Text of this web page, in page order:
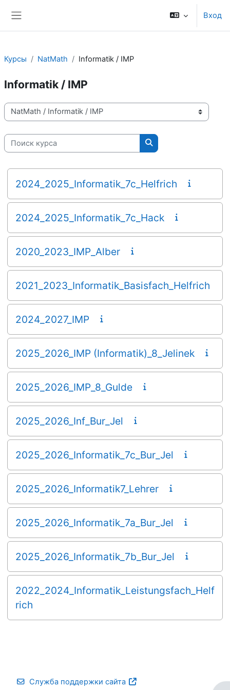
Вход
Курсы NatMath Informatik / IMP
Informatik / IMP
Категории курсов
Поиск курса
Поиск курса
2024_2025_Informatik_7c_Helfrich
2024_2025_Informatik_7c_Hack
2020_2023_IMP_Alber
2021_2023_Informatik_Basisfach_Helfrich
2024_2027_IMP
2025_2026_IMP (Informatik)_8_Jelinek
2025_2026_IMP_8_Gulde
2025_2026_Inf_Bur_Jel
2025_2026_Informatik_7c_Bur_Jel
2025_2026_Informatik7_Lehrer
2025_2026_Informatik_7a_Bur_Jel
2025_2026_Informatik_7b_Bur_Jel
2022_2024_Informatik_Leistungsfach_Helf
rich
Служба поддержки сайта